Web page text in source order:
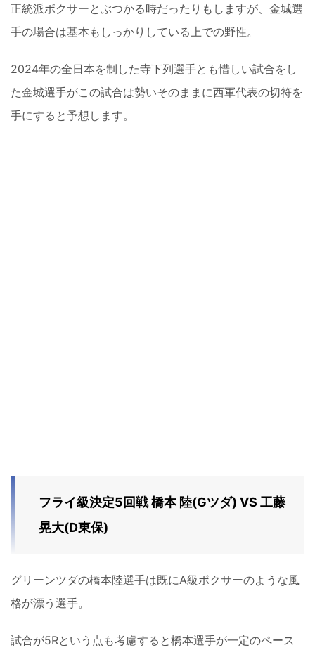
正統派ボクサーとぶつかる時だったりもしますが、金城選
手の場合は基本もしっかりしている上での野性。
2024年の全日本を制した寺下列選手とも惜しい試合をし
た金城選手がこの試合は勢いそのままに西軍代表の切符を
手にすると予想します。
フライ級決定5回戦 橋本 陸(Gツダ) VS 工藤
晃大(D東保)
グリーンツダの橋本陸選手は既にA級ボクサーのような風
格が漂う選手。
試合が5Rという点も考慮すると橋本選手が一定のペース